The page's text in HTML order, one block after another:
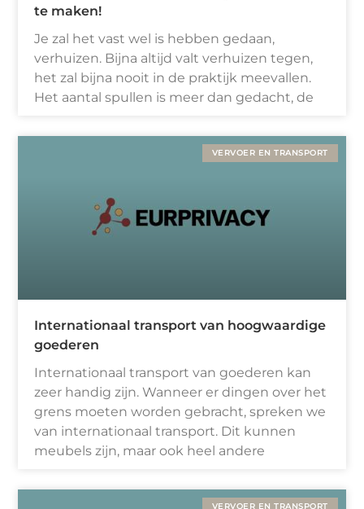
te maken!
Je zal het vast wel is hebben gedaan,
verhuizen. Bijna altijd valt verhuizen tegen,
het zal bijna nooit in de praktijk meevallen.
Het aantal spullen is meer dan gedacht, de
VERVOER EN TRANSPORT
Internationaal transport van hoogwaardige
goederen
Internationaal transport van goederen kan
zeer handig zijn. Wanneer er dingen over het
grens moeten worden gebracht, spreken we
van internationaal transport. Dit kunnen
meubels zijn, maar ook heel andere
VERVOER EN TRANSPORT